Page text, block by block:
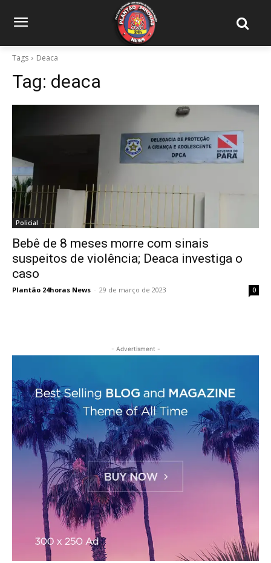
Tags Deaca
Tag: deaca
Policial
Bebê de 8 meses morre com sinais
suspeitos de violência; Deaca investiga o
caso
Plantão 24horas News - 29 de março de 2023 0
- Advertisment -